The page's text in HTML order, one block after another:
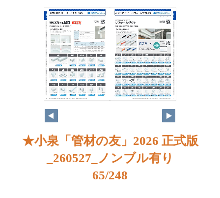
★小泉「管材の友」2026 正式版
_260527_ノンブル有り
65/248